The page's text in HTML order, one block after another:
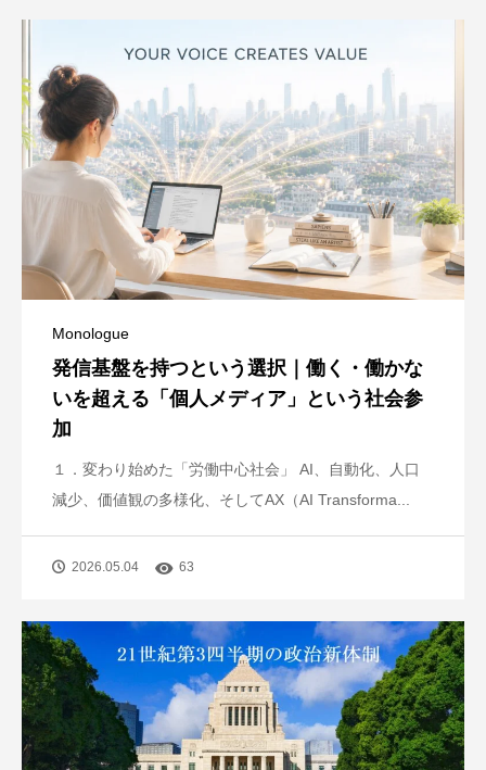
Monologue
発信基盤を持つという選択｜働く・働かな
いを超える「個人メディア」という社会参
加
１．変わり始めた「労働中心社会」 AI、自動化、人口
減少、価値観の多様化、そしてAX（AI Transforma...
2026.05.04 63